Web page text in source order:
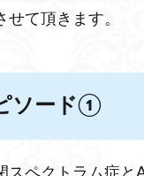
せて頂きます。
ソード①
スペクトラム症